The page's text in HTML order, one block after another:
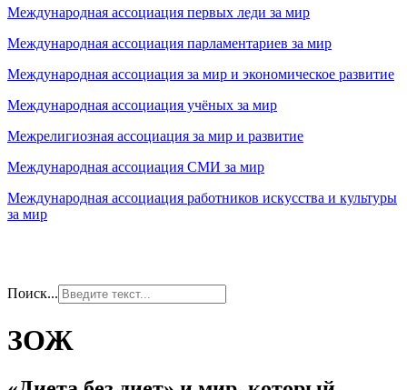
Международная ассоциация первых леди за мир
Международная ассоциация парламентариев за мир
Международная ассоциация за мир и экономическое развитие
Международная ассоциация учёных за мир
Межрелигиозная ассоциация за мир и развитие
Международная ассоциация СМИ за мир
Международная ассоциация работников искусства и культуры
за мир
Поиск...
ЗОЖ